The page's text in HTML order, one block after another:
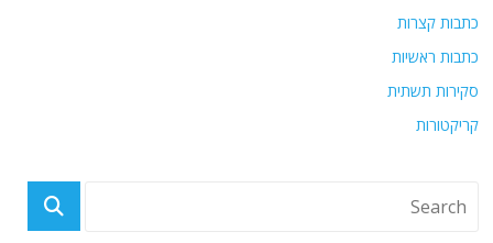
כתבות קצרות
כתבות ראשיות
סקירות תשתית
קריקטורות